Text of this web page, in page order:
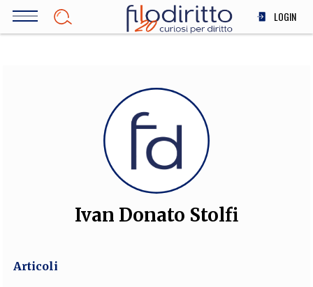
Salta
LOGIN
SOCIETÀ
MEDICINA
SCIENZA
STORIA E FILOSOFIA
INNOVAZIONE
ALTRO
FILODIRITTO
Ivan Donato Stolfi
Articoli